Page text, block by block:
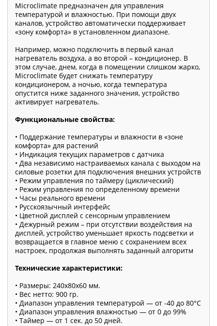
Microclimate предназначен для управления
температурой и влажностью. При помощи двух
каналов, устройство автоматически поддерживает
«зону комфорта» в установленном диапазоне.
Например, можно подключить в первый канал
нагреватель воздуха, а во второй – кондиционер. В
этом случае, днем, когда в помещении слишком жарко,
Microclimate будет снижать температуру
кондиционером, а ночью, когда температура
опустится ниже заданного значения, устройство
активирует нагреватель.
Функциональные свойства:
• Поддержание температуры и влажности в «зоне
комфорта» для растений
• Индикация текущих параметров с датчика
• Два независимо настраиваемых канала с выходом на
силовые розетки для подключения внешних устройств
• Режим управления по таймеру (циклический)
• Режим управления по определенному времени
• Часы реального времени
• Русскоязычный интерфейс
• Цветной дисплей с сенсорным управлением
• Дежурный режим – при отсутствии воздействия на
дисплей, устройство уменьшает яркость подсветки и
возвращается в главное меню с сохранением всех
настроек, продолжая выполнять заданный алгоритм
Технические характеристики:
• Размеры: 240х80х60 мм.
• Вес нетто: 900 гр.
• Диапазон управления температурой — от -40 до 80°C
• Диапазон управления влажностью — от 0 до 99%
• Таймер — от 1 сек. до 50 дней.